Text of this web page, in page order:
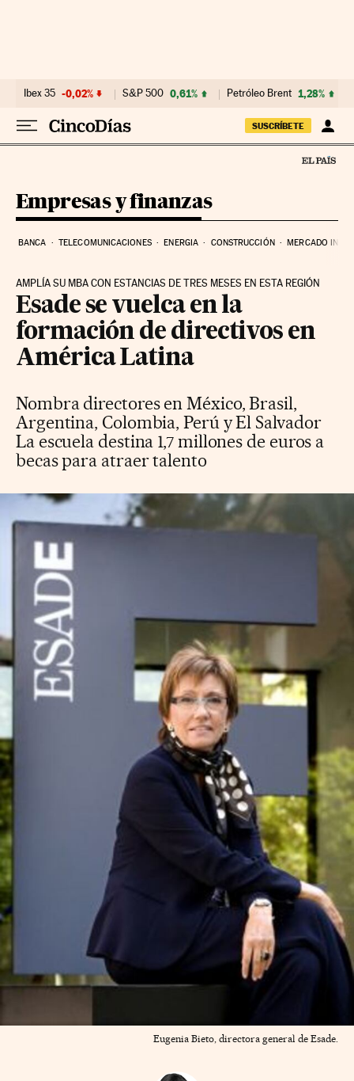
Ibex 35 -0,02% S&P 500 0,61% Petróleo Brent 1,28%
SUSCRÍBETE
Empresas y finanzas
BANCA TELECOMUNICACIONES ENERGIA CONSTRUCCIÓN MERCADO
AMPLÍA SU MBA CON ESTANCIAS DE TRES MESES EN ESTA REGIÓN
Esade se vuelca en la
formación de directivos en
América Latina
Nombra directores en México, Brasil,
Argentina, Colombia, Perú y El Salvador
La escuela destina 1,7 millones de euros a
becas para atraer talento
Eugenia Bieto, directora general de Esade.